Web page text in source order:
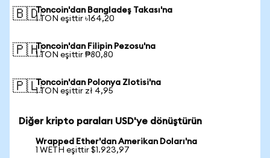
🇧🇩Toncoin'dan Bangladeş Takası'na
1 TON eşittir ৳164,20
🇵🇭Toncoin'dan Filipin Pezosu'na
1 TON eşittir ₱80,80
🇵🇱Toncoin'dan Polonya Zlotisi'na
1 TON eşittir zł 4,95
Diğer kripto paraları USD'ye dönüştürün
Wrapped Ether'dan Amerikan Doları'na
1 WETH eşittir $1.923,97